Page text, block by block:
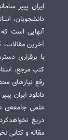
ایران پیپر
دانشجویان،
آنهایی است
آخرین
با برقراری
کتب مرجع،
رفع نیازهای
دانلود ایران
علمی جامعه‌ی
دریغ
مقاله و کتابی